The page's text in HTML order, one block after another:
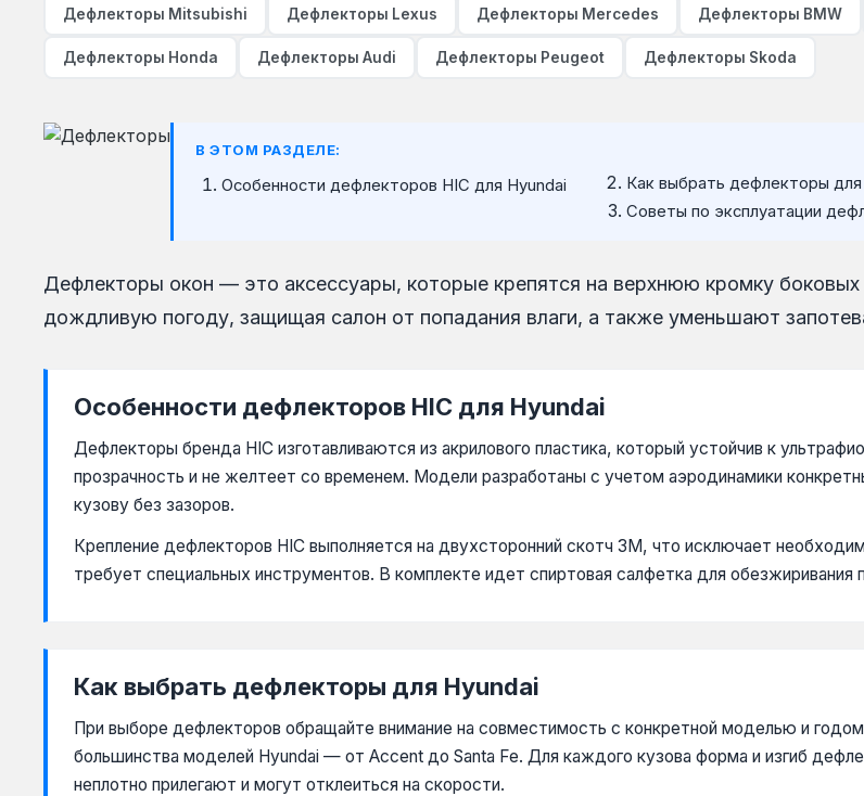
opel
peugeot
porshe
volvo
Дефлекторы Mitsubishi Дефлекторы Lexus Дефлекторы Mercedes Дефлекторы BMW
Дефлекторы Honda Дефлекторы Audi Дефлекторы Peugeot Дефлекторы Skoda
В ЭТОМ РАЗДЕЛЕ:
Особенности дефлекторов HIC для Hyundai
Как выбрать дефлекторы для
Советы по эксплуатации
Дефлекторы окон — это аксессуары, которые крепятся на верхнюю кромку
дождливую погоду, защищая салон от попадания влаги, а также уменьшают
Особенности дефлекторов HIC для Hyundai
Дефлекторы бренда HIC изготавливаются из акрилового пластика, который устойчив к
прозрачность и не желтеет со временем. Модели разработаны с учетом аэродинамики
кузову без зазоров.
Крепление дефлекторов HIC выполняется на двухсторонний скотч 3M, что исключает
требует специальных инструментов. В комплекте идет спиртовая салфетка для обезжиривания
Как выбрать дефлекторы для Hyundai
При выборе дефлекторов обращайте внимание на совместимость с конкретной моделью и
большинства моделей Hyundai — от Accent до Santa Fe. Для каждого кузова форма и изгиб
неплотно прилегают и могут отклеиться на скорости.